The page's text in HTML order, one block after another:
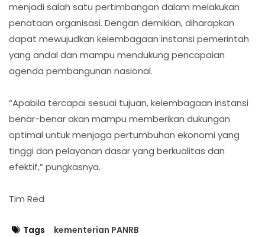
menjadi salah satu pertimbangan dalam melakukan
penataan organisasi. Dengan demikian, diharapkan
dapat mewujudkan kelembagaan instansi pemerintah
yang andal dan mampu mendukung pencapaian
agenda pembangunan nasional.
“Apabila tercapai sesuai tujuan, kelembagaan instansi
benar-benar akan mampu memberikan dukungan
optimal untuk menjaga pertumbuhan ekonomi yang
tinggi dan pelayanan dasar yang berkualitas dan
efektif,” pungkasnya.
Tim Red
Tags kementerian PANRB